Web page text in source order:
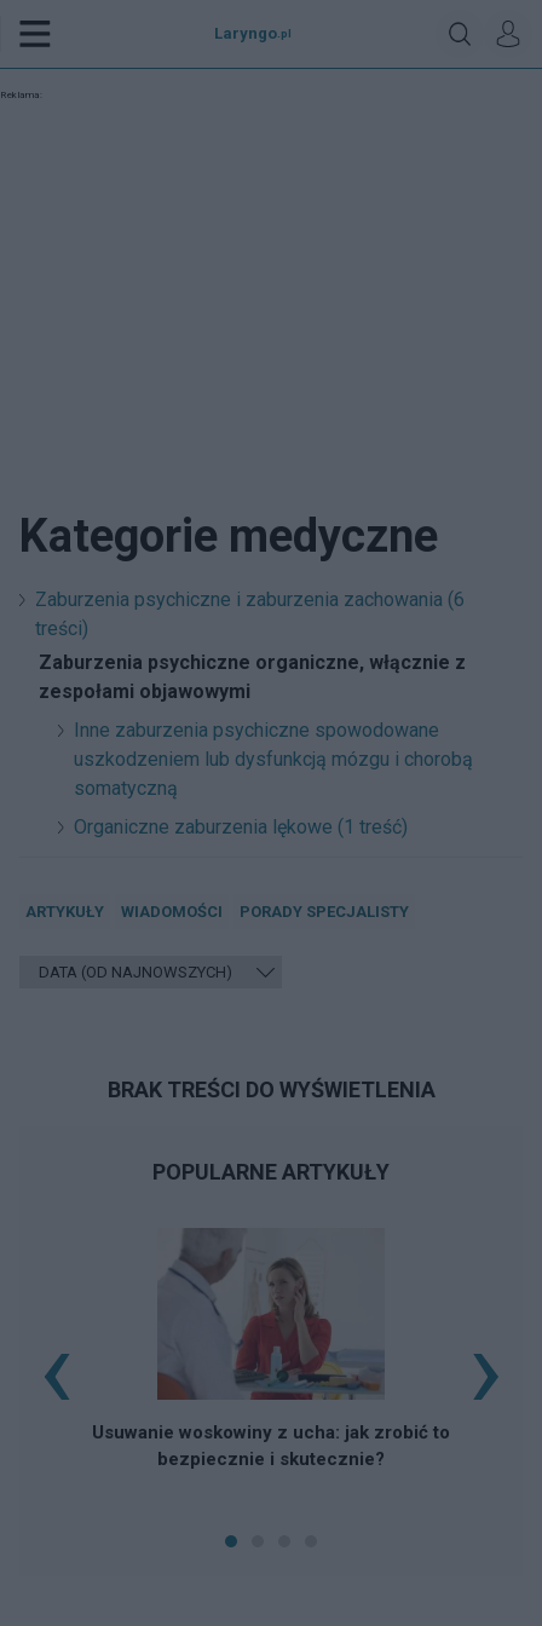
Laryngo .pl
Reklama:
Kategorie medyczne
Zaburzenia psychiczne i zaburzenia zachowania (6
treści)
Zaburzenia psychiczne organiczne, włącznie z
zespołami objawowymi
Inne zaburzenia psychiczne spowodowane
uszkodzeniem lub dysfunkcją mózgu i chorobą
somatyczną
Organiczne zaburzenia lękowe (1 treść)
ARTYKUŁY WIADOMOŚCI PORADY SPECJALISTY
BRAK TREŚCI DO WYŚWIETLENIA
POPULARNE ARTYKUŁY
Usuwanie woskowiny z ucha: jak zrobić to
bezpiecznie i skutecznie?
‹ ›